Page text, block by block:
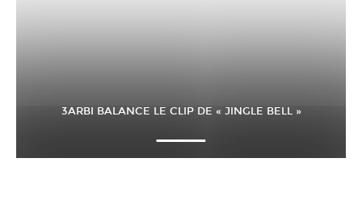
3ARBI BALANCE LE CLIP DE « JINGLE BELL »